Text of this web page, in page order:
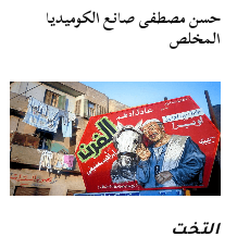
حسن مصطفى صانع الكوميديا
المخلص
التخت